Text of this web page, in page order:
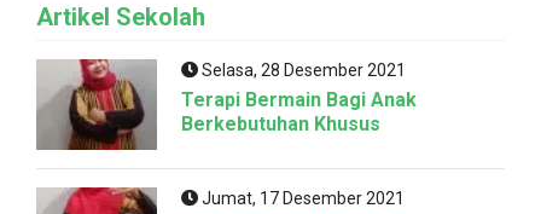
Artikel Sekolah
Selasa, 28 Desember 2021
Terapi Bermain Bagi Anak
Berkebutuhan Khusus
Jumat, 17 Desember 2021